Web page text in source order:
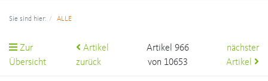
Sie sind hier: ALLE
Zur
Übersicht
Artikel
zurück
Artikel 966
von 10653
nächster
Artikel